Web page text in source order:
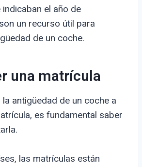
el año de
un recurso útil para
de un coche.
una matrícula
antigüedad de un coche a
es fundamental saber
las matrículas están